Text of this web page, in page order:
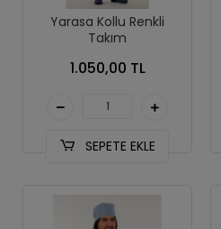
Yarasa Kollu Renkli
Takım
1.050,00 TL
SEPETE EKLE